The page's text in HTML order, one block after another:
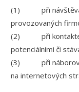
(1) při
provozovaných
(2) při kontaktech
potenciálními či
(3) při
na internetových